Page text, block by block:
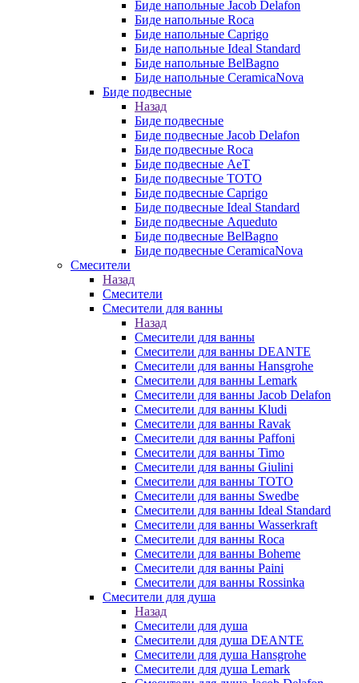
Биде напольные Jacob Delafon
Биде напольные Roca
Биде напольные Caprigo
Биде напольные Ideal Standard
Биде напольные BelBagno
Биде напольные CeramicaNova
Биде подвесные
Назад
Биде подвесные
Биде подвесные Jacob Delafon
Биде подвесные Roca
Биде подвесные AeT
Биде подвесные TOTO
Биде подвесные Caprigo
Биде подвесные Ideal Standard
Биде подвесные Aqueduto
Биде подвесные BelBagno
Биде подвесные CeramicaNova
Смесители
Назад
Смесители
Смесители для ванны
Назад
Смесители для ванны
Смесители для ванны DEANTE
Смесители для ванны Hansgrohe
Смесители для ванны Lemark
Смесители для ванны Jacob Delafon
Смесители для ванны Kludi
Смесители для ванны Ravak
Смесители для ванны Paffoni
Смесители для ванны Timo
Смесители для ванны Giulini
Смесители для ванны TOTO
Смесители для ванны Swedbe
Смесители для ванны Ideal Standard
Смесители для ванны Wasserkraft
Смесители для ванны Roca
Смесители для ванны Boheme
Смесители для ванны Paini
Смесители для ванны Rossinka
Смесители для душа
Назад
Смесители для душа
Смесители для душа DEANTE
Смесители для душа Hansgrohe
Смесители для душа Lemark